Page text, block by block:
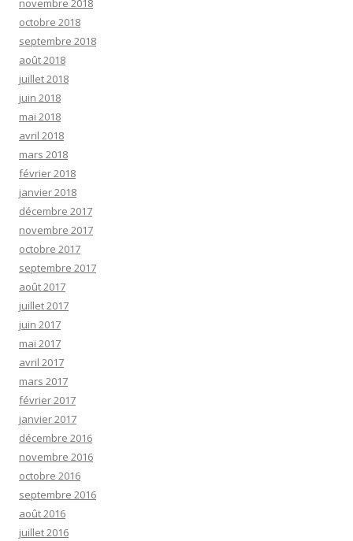
novembre 2018
octobre 2018
septembre 2018
août 2018
juillet 2018
juin 2018
mai 2018
avril 2018
mars 2018
février 2018
janvier 2018
décembre 2017
novembre 2017
octobre 2017
septembre 2017
août 2017
juillet 2017
juin 2017
mai 2017
avril 2017
mars 2017
février 2017
janvier 2017
décembre 2016
novembre 2016
octobre 2016
septembre 2016
août 2016
juillet 2016